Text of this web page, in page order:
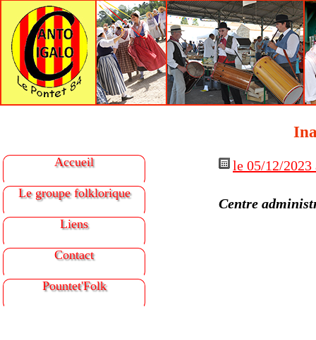
Accueil
Le groupe folklorique
Liens
Contact
Pountet'Folk
le 05/12/2023
Centre